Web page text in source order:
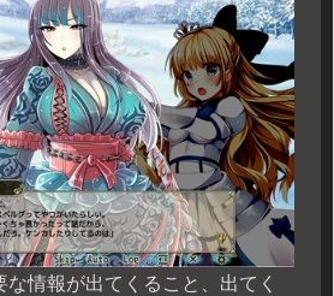
情報が出てくること、出てく